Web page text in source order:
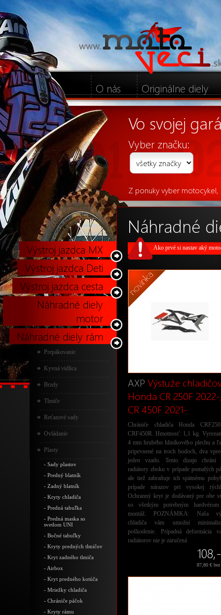
Náhradné
Ako prvé si nastav aký
AXP Výstuže
Honda CR 250F
CR 450F 2021-
Chrániče chladiča Honda
CRF450R. Hmotnosť: 1,1 kg.
4 mm hrubého hliníkového plechu a
pripevnené na troch bodoch, dva
jeden vzadu. Tento dizajn chráni
radiátory zboku v prípade pomalých
ale tiež zabraňuje ich spätnému
prípade nárazov pri vysokej
Ochranný kryt je dodávaný pre obe
so všetkým potrebným
montáž. POZNÁMKA: Naša
chladiča vám umožní
poškodenie. Prípadná deformácia
radiátorov nie je zaručená
87,80 €
Výstroj jazdca MX
Výstroj jazdca Deti
Výstroj jazdca cesta
Náhradné diely
motor
Náhradné diely rám
Prepákovanie
Kyvná vidlica
Brzdy
Tlmiče
Reťazové sady
Ovládanie
Plasty
- Sady plastov
- Predný blatník
- Zadný blatník
- Kryty chladiča
- Predná tabuľka
- Predná maska so
svetlom UNI
- Bočné tabuľky
- Kryty predných tlmičov
- Kryt zadného tlmiča
- Airbox
- Kryt predného kotúča
- Mriežky chladiča
- Chrániče páčok
- Kryty rámu
O nás Originálne diely